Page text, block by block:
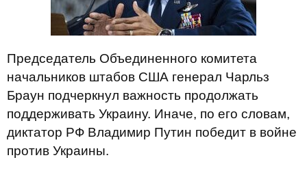
Председатель Объединенного комитета
начальников штабов США генерал Чарльз
Браун подчеркнул важность продолжать
поддерживать Украину. Иначе, по его словам,
диктатор РФ Владимир Путин победит в войне
против Украины.